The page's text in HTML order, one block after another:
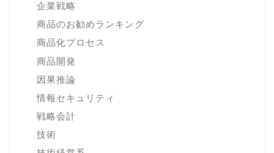
企業戦略
商品のお勧めランキング
商品化プロセス
商品開発
因果推論
情報セキュリティ
戦略会計
技術